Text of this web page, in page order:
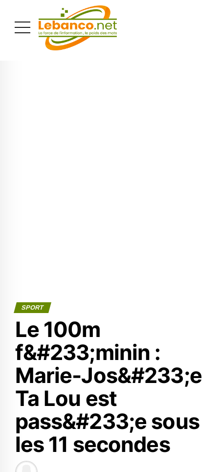
SPORT
Le 100m
f&#233;minin :
Marie-Jos&#233;e
Ta Lou est
pass&#233;e sous
les 11 secondes